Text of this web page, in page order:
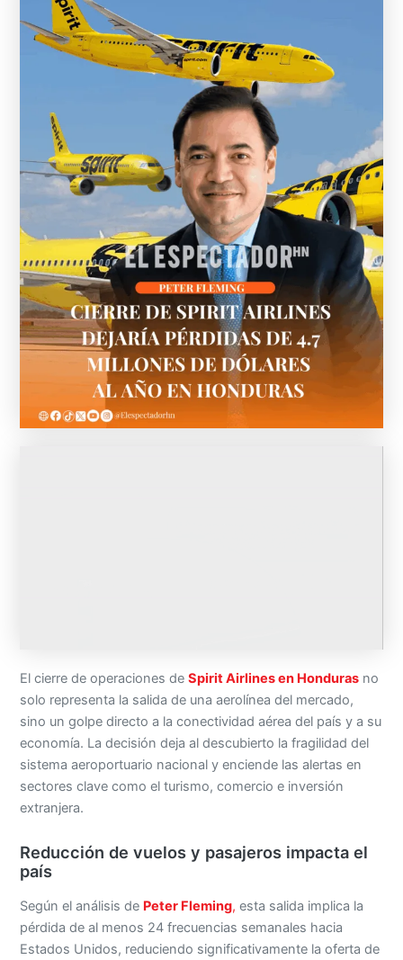
El cierre de operaciones deSpirit Airlines en Honduras no
solo representa la salida de una aerolínea del mercado,
sino un golpe directo a la conectividad aérea del país y a su
economía. La decisión deja al descubierto la fragilidad del
sistema aeroportuario nacional y enciende las alertas en
sectores clave como el turismo, comercio e inversión
extranjera.
Reducción de vuelos y pasajeros impacta el
país
Según el análisis de Peter Fleming,esta salida implica la
pérdida de al menos 24 frecuencias semanales hacia
Estados Unidos, reduciendo significativamente la oferta de